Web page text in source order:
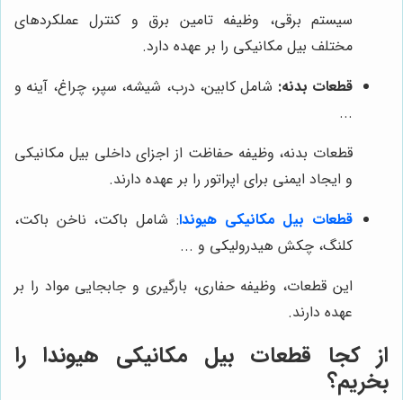
سیستم برقی، وظیفه تامین برق و کنترل عملکردهای
مختلف بیل مکانیکی را بر عهده دارد.
قطعات بدنه: شامل کابین، درب، شیشه، سپر، چراغ، آینه و
...
قطعات بدنه، وظیفه حفاظت از اجزای داخلی بیل مکانیکی
و ایجاد ایمنی برای اپراتور را بر عهده دارند.
قطعات بیل مکانیکی هیوندا: شامل باکت، ناخن باکت،
کلنگ، چکش هیدرولیکی و ...
این قطعات، وظیفه حفاری، بارگیری و جابجایی مواد را بر
عهده دارند.
از کجا قطعات بیل مکانیکی هیوندا را
بخریم؟